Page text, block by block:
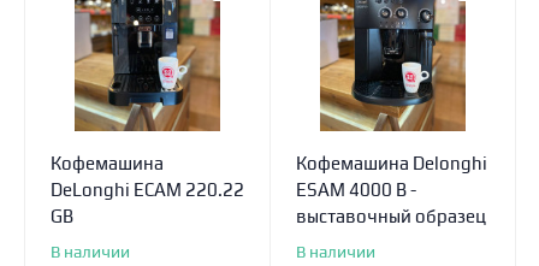
Кофемашина
DeLonghi ECAM 220.22
GB
В наличии
Кофемашина Delonghi
ESAM 4000 B -
выставочный образец
В наличии